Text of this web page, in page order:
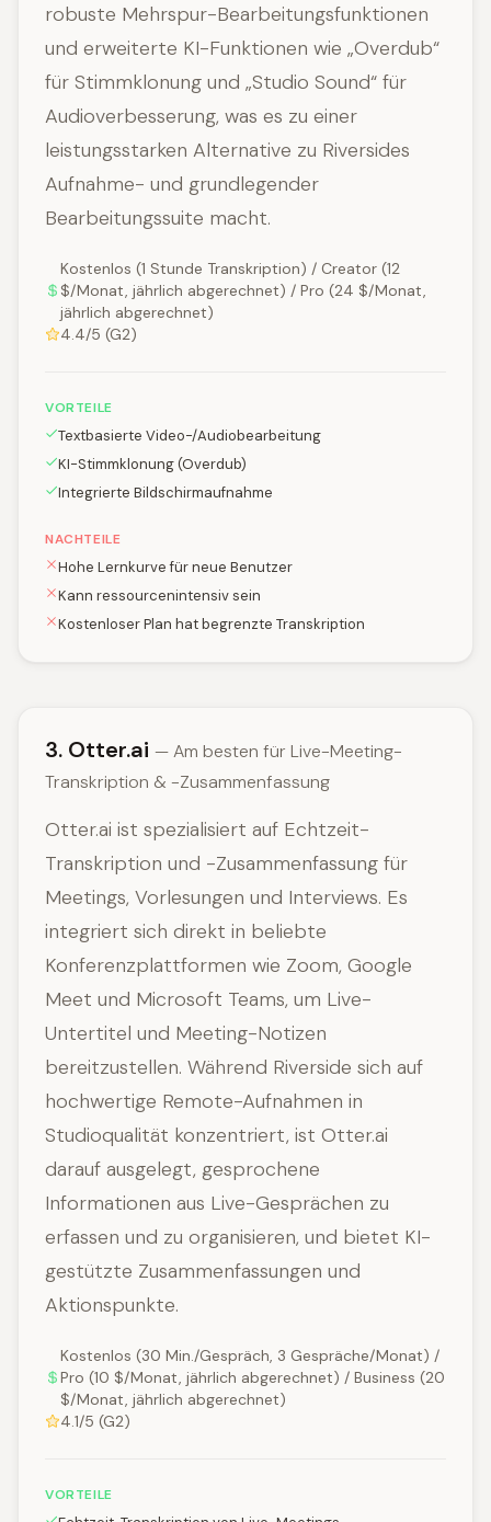
robuste Mehrspur-Bearbeitungsfunktionen
und erweiterte KI-Funktionen wie „Overdub“
für Stimmklonung und „Studio Sound“ für
Audioverbesserung, was es zu einer
leistungsstarken Alternative zu Riversides
Aufnahme- und grundlegender
Bearbeitungssuite macht.
Kostenlos (1 Stunde Transkription) / Creator (12
$/Monat, jährlich abgerechnet) / Pro (24 $/Monat,
jährlich abgerechnet)
4.4/5 (G2)
VORTEILE
Textbasierte Video-/Audiobearbeitung
KI-Stimmklonung (Overdub)
Integrierte Bildschirmaufnahme
NACHTEILE
Hohe Lernkurve für neue Benutzer
Kann ressourcenintensiv sein
Kostenloser Plan hat begrenzte Transkription
3. Otter.ai — Am besten für Live-Meeting-
Transkription & -Zusammenfassung
Otter.ai ist spezialisiert auf Echtzeit-
Transkription und -Zusammenfassung für
Meetings, Vorlesungen und Interviews. Es
integriert sich direkt in beliebte
Konferenzplattformen wie Zoom, Google
Meet und Microsoft Teams, um Live-
Untertitel und Meeting-Notizen
bereitzustellen. Während Riverside sich auf
hochwertige Remote-Aufnahmen in
Studioqualität konzentriert, ist Otter.ai
darauf ausgelegt, gesprochene
Informationen aus Live-Gesprächen zu
erfassen und zu organisieren, und bietet KI-
gestützte Zusammenfassungen und
Aktionspunkte.
Kostenlos (30 Min./Gespräch, 3 Gespräche/Monat) /
Pro (10 $/Monat, jährlich abgerechnet) / Business (20
$/Monat, jährlich abgerechnet)
4.1/5 (G2)
VORTEILE